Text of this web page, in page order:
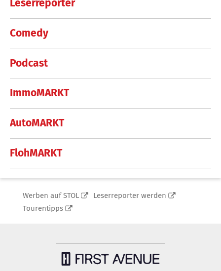
Leserreporter
Comedy
Podcast
ImmoMARKT
AutoMARKT
FlohMARKT
Werben auf STOL
Leserreporter werden
Tourentipps